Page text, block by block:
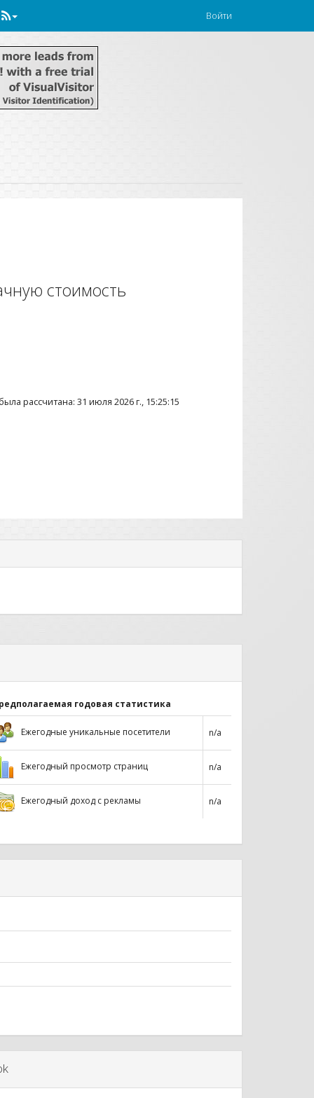
Войти
стоимость
рассчитана: 31 июля 2026 г., 15:25:15
годовая статистика
Ежегодные уникальные посетители n/a
Ежегодный просмотр страниц n/a
Ежегодный доход с рекламы n/a